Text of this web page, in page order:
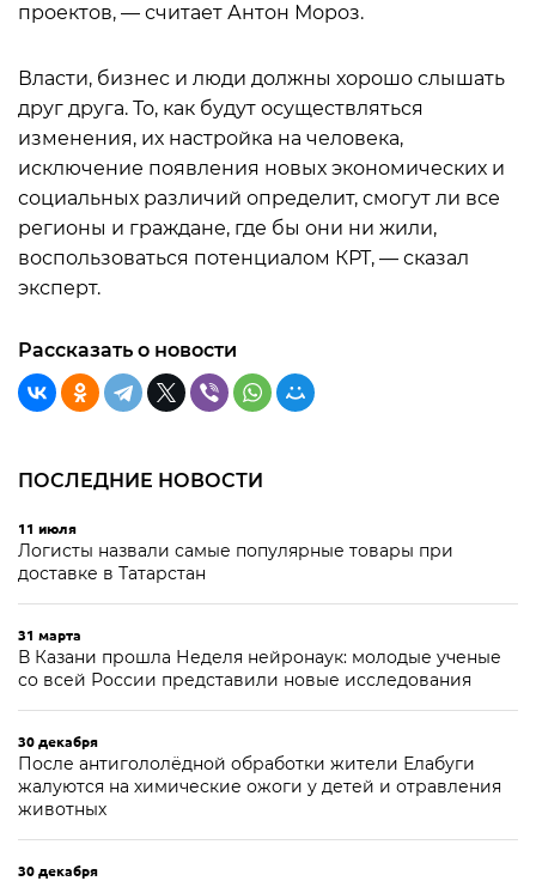
проектов, — считает Антон Мороз.
Власти, бизнес и люди должны хорошо слышать
друг друга. То, как будут осуществляться
изменения, их настройка на человека,
исключение появления новых экономических и
социальных различий определит, смогут ли все
регионы и граждане, где бы они ни жили,
воспользоваться потенциалом КРТ, — сказал
эксперт.
Рассказать о новости
ПОСЛЕДНИЕ НОВОСТИ
11 июля
Логисты назвали самые популярные товары при
доставке в Татарстан
31 марта
В Казани прошла Неделя нейронаук: молодые ученые
со всей России представили новые исследования
30 декабря
После антигололёдной обработки жители Елабуги
жалуются на химические ожоги у детей и отравления
животных
30 декабря